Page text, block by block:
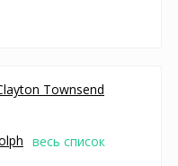
Townsend
весь список